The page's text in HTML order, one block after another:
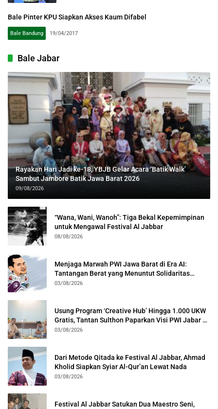
Bale Pinter KPU Siapkan Akses Kaum Difabel
Bale Bandung 19/04/2017
Bale Jabar
Rayakan Hari Jadi ke-18, YBJB Gelar Acara ‘Batik Walk’
Sambut Jambore Batik Jawa Barat 2026
09/08/2026
“Wana, Wani, Wanoh”: Tiga Bekal Kepemimpinan
untuk Mengawal Festival Al Jabbar
08/08/2026
Menjaga Marwah PWI Jawa Barat di Era AI:
Tantangan Berat yang Menuntut Solidaritas
Lintas Generasi
03/08/2026
Usung Program ‘Creative Hub’ Hingga 1.000 UKW
Gratis, Tantan Sulthon Paparkan Visi PWI Jabar di
Kota Bogor
03/08/2026
Dari Metode Qitada ke Festival Al Jabbar, Ahmad
Kholid Siapkan Syiar Al-Qur’an Lewat Nada
03/08/2026
Festival Al Jabbar Satukan Dua Maestro Seni,